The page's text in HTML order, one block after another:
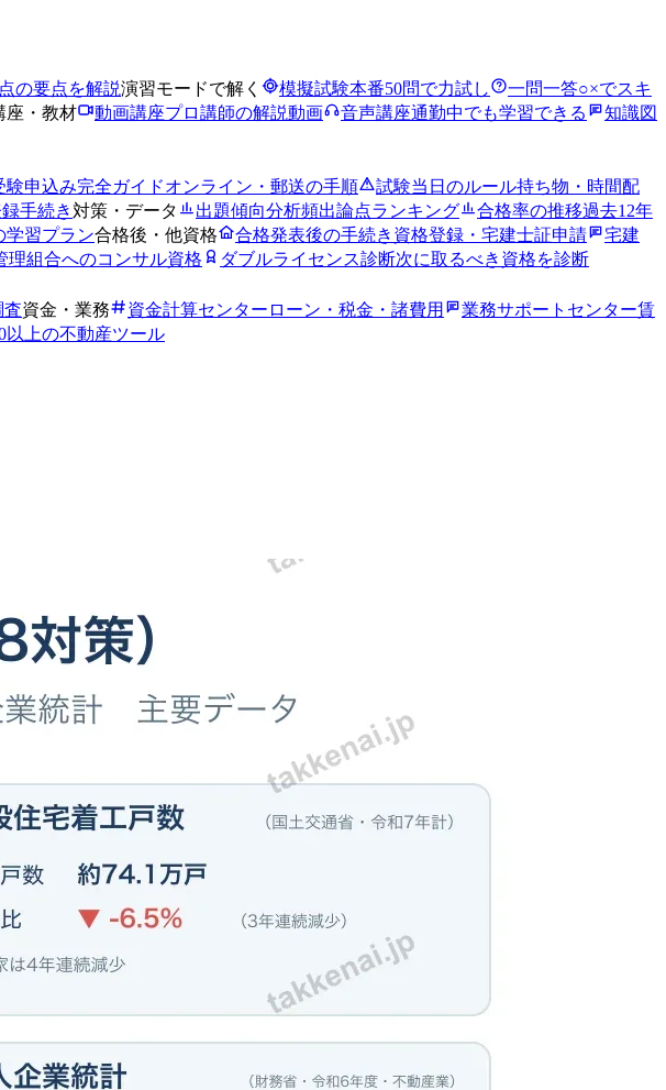
の要点を解説演習モードで解く 模擬試験本番50問で力試し 一問一答○×でスキ
座・教材 動画講座プロ講師の解説動画 音声講座通勤中でも学習できる
知識図
験申込み完全ガイドオンライン・郵送の手順 試験当日のルール持ち物・時間配
手続き対策・データ 出題傾向分析頻出論点ランキング 合格率の推移過去12年
学習プラン合格後・他資格 合格発表後の手続き 資格登録・宅建士証申請
宅建
理組合へのコンサル資格 ダブルライセンス診断次に取るべき資格を診断
査資金・業務 資金計算センター ローン・税金・諸費用 業務サポートセンター賃
以上の不動産ツール